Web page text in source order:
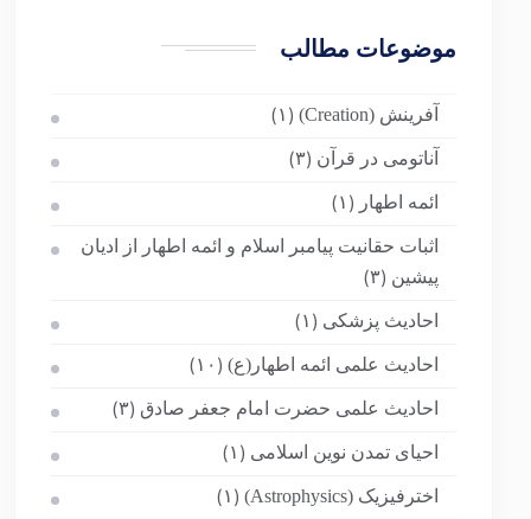
موضوعات مطالب
آفرینش (Creation) (۱)
آناتومی در قرآن (۳)
ائمه اطهار (۱)
اثبات حقانیت پیامبر اسلام و ائمه اطهار از ادیان
پیشین (۳)
احادیث پزشکی (۱)
احادیث علمی ائمه اطهار(ع) (۱۰)
احادیث علمی حضرت امام جعفر صادق (۳)
احیای تمدن نوین اسلامی (۱)
اخترفیزیک (Astrophysics) (۱)